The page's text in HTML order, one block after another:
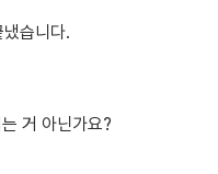
습니다.
거 아닌가요?